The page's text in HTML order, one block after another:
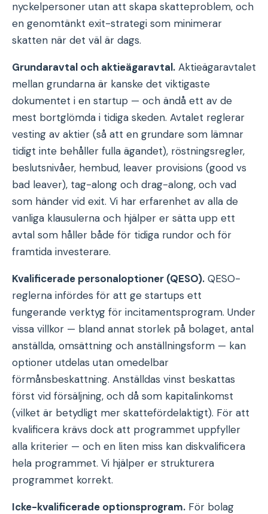
nyckelpersoner utan att skapa skatteproblem, och
en genomtänkt exit-strategi som minimerar
skatten när det väl är dags.
Grundaravtal och aktieägaravtal. Aktieägaravtalet
mellan grundarna är kanske det viktigaste
dokumentet i en startup — och ändå ett av de
mest bortglömda i tidiga skeden. Avtalet reglerar
vesting av aktier (så att en grundare som lämnar
tidigt inte behåller fulla ägandet), röstningsregler,
beslutsnivåer, hembud, leaver provisions (good vs
bad leaver), tag-along och drag-along, och vad
som händer vid exit. Vi har erfarenhet av alla de
vanliga klausulerna och hjälper er sätta upp ett
avtal som håller både för tidiga rundor och för
framtida investerare.
Kvalificerade personaloptioner (QESO). QESO-
reglerna infördes för att ge startups ett
fungerande verktyg för incitamentsprogram. Under
vissa villkor — bland annat storlek på bolaget, antal
anställda, omsättning och anställningsform — kan
optioner utdelas utan omedelbar
förmånsbeskattning. Anställdas vinst beskattas
först vid försäljning, och då som kapitalinkomst
(vilket är betydligt mer skattefördelaktigt). För att
kvalificera krävs dock att programmet uppfyller
alla kriterier — och en liten miss kan diskvalificera
hela programmet. Vi hjälper er strukturera
programmet korrekt.
Icke-kvalificerade optionsprogram. För bolag